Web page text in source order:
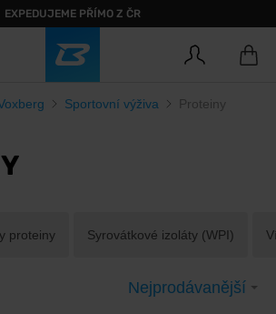
EXPEDUJEME PŘÍMO Z ČR
Sportovní výživa Proteiny
proteiny Syrovátkové izoláty (WPI)
Nejprodávanější